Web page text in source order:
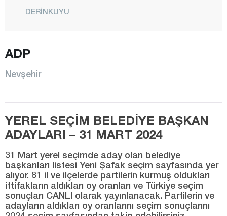
DERİNKUYU
KARAPINAR
KAVAK
KAYMAKLI
KOZAKLI
MERKEZ
NAR
ADP
Nevşehir
YEREL SEÇİM BELEDİYE BAŞKAN
ADAYLARI – 31 MART 2024
31 Mart yerel seçimde aday olan belediye
başkanları listesi Yeni Şafak seçim sayfasında yer
alıyor. 81 il ve ilçelerde partilerin kurmuş oldukları
ittifakların aldıkları oy oranları ve Türkiye seçim
sonuçları CANLI olarak yayınlanacak. Partilerin ve
adayların aldıkları oy oranlarını seçim sonuçlarını